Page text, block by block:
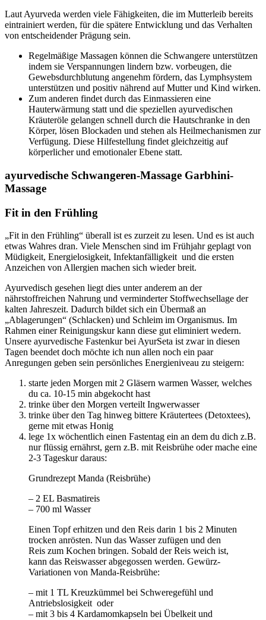
Laut Ayurveda werden viele Fähigkeiten, die im Mutterleib bereits
eintrainiert werden, für die spätere Entwicklung und das Verhalten
von entscheidender Prägung sein.
Regelmäßige Massagen können die Schwangere unterstützen
indem sie Verspannungen lindern bzw. vorbeugen, die
Gewebsdurchblutung angenehm fördern, das Lymphsystem
unterstützen und positiv nährend auf Mutter und Kind wirken.
Zum anderen findet durch das Einmassieren eine
Hauterwärmung statt und die speziellen ayurvedischen
Kräuteröle gelangen schnell durch die Hautschranke in den
Körper, lösen Blockaden und stehen als Heilmechanismen zur
Verfügung. Diese Hilfestellung findet gleichzeitig auf
körperlicher und emotionaler Ebene statt.
ayurvedische Schwangeren-Massage Garbhini-
Massage​​
Fit in den Frühling
„Fit in den Frühling“ überall ist es zurzeit zu lesen. Und es ist auch
etwas Wahres dran. Viele Menschen sind im Frühjahr geplagt von
Müdigkeit, Energielosigkeit, Infektanfälligkeit und die ersten
Anzeichen von Allergien machen sich wieder breit.
Ayurvedisch gesehen liegt dies unter anderem an der
nährstoffreichen Nahrung und verminderter Stoffwechsellage der
kalten Jahreszeit. Dadurch bildet sich ein Übermaß an
„Ablagerungen“ (Schlacken) und Schleim im Organismus. Im
Rahmen einer Reinigungskur kann diese gut eliminiert wedern.
Unsere ayurvedische Fastenkur bei AyurSeta ist zwar in diesen
Tagen beendet doch möchte ich nun allen noch ein paar
Anregungen geben sein persönliches Energieniveau zu steigern:
starte jeden Morgen mit 2 Gläsern warmen Wasser, welches
du ca. 10-15 min abgekocht hast
trinke über den Morgen verteilt Ingwerwasser
trinke über den Tag hinweg bittere Kräutertees (Detoxtees),
gerne mit etwas Honig
lege 1x wöchentlich einen Fastentag ein an dem du dich z.B.
nur flüssig ernährst, gern z.B. mit Reisbrühe oder mache eine
2-3 Tageskur daraus:
Grundrezept Manda (Reisbrühe)
– 2 EL Basmatireis
– 700 ml Wasser
Einen Topf erhitzen und den Reis darin 1 bis 2 Minuten
trocken anrösten. Nun das Wasser zufügen und den
Reis zum Kochen bringen. Sobald der Reis weich ist,
kann das Reiswasser abgegossen werden. Gewürz-
Variationen von Manda-Reisbrühe:
– mit 1 TL Kreuzkümmel bei Schweregefühl und
Antriebslosigkeit oder
– mit 3 bis 4 Kardamomkapseln bei Übelkeit und